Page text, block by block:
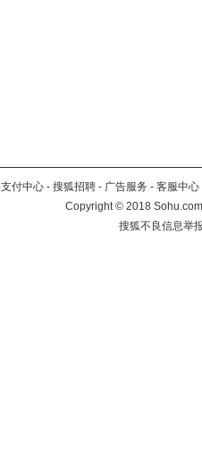
支付中心 - 搜狐招聘 - 广告服务 - 客服中心
Copyright©2018
搜狐不良信息举